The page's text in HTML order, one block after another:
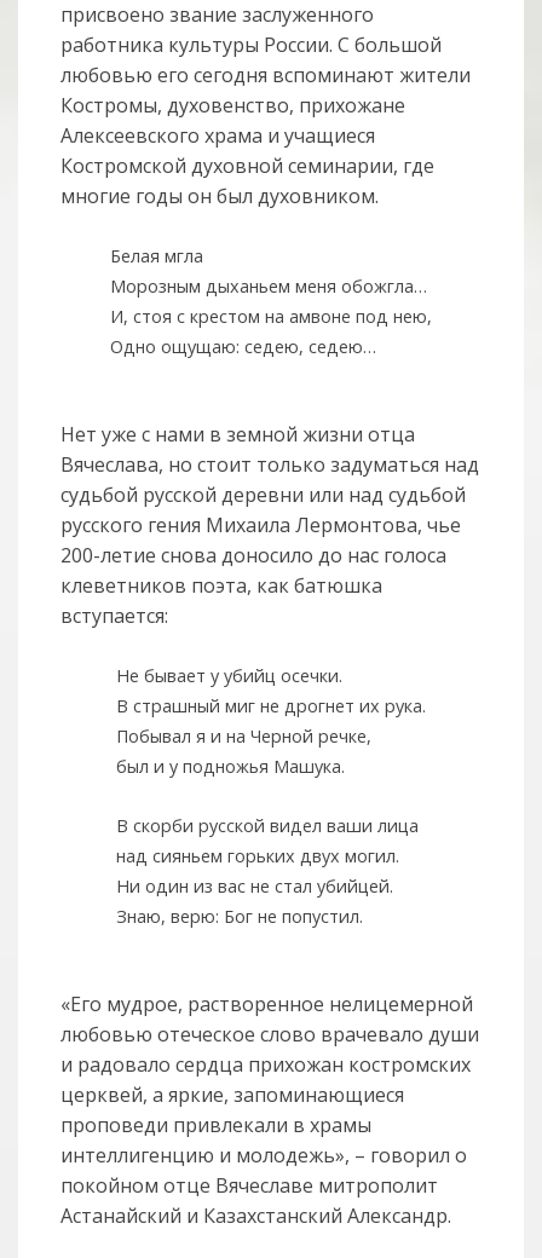
присвоено звание заслуженного
работника культуры России. С большой
любовью его сегодня вспоминают жители
Костромы, духовенство, прихожане
Алексеевского храма и учащиеся
Костромской духовной семинарии, где
многие годы он был духовником.
Белая мгла
Морозным дыханьем меня обожгла…
И, стоя с крестом на амвоне под нею,
Одно ощущаю: седею, седею…
Нет уже с нами в земной жизни отца
Вячеслава, но стоит только задуматься над
судьбой русской деревни или над судьбой
русского гения Михаила Лермонтова, чье
200-летие снова доносило до нас голоса
клеветников поэта, как батюшка
вступается:
Не бывает у убийц осечки.
В страшный миг не дрогнет их рука.
Побывал я и на Черной речке,
был и у подножья Машука.
В скорби русской видел ваши лица
над сияньем горьких двух могил.
Ни один из вас не стал убийцей.
Знаю, верю: Бог не попустил.
«Его мудрое, растворенное нелицемерной
любовью отеческое слово врачевало души
и радовало сердца прихожан костромских
церквей, а яркие, запоминающиеся
проповеди привлекали в храмы
интеллигенцию и молодежь», – говорил о
покойном отце Вячеславе митрополит
Астанайский и Казахстанский Александр.